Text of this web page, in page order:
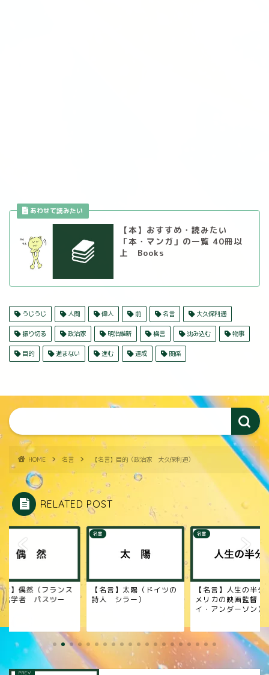
【本】おすすめ・読みたい
「本・マンガ」の一覧 40冊以
上 Books
うじうじ 人間 偉人 前 名言 大久保利通
振り切る 政治家 明治維新 格言 沈み込む 物事
目的 進まない 進む 達成 関係
HOME 名言 【名言】目的（政治家 大久保利通）
RELATED POST
言】太陽（ドイツの
シラー）
名言
【名言】人生の半分（ア
メリカの映画監督 リンゼ
名言
【名言】生きている
（小説家 アガサ・
ティ）